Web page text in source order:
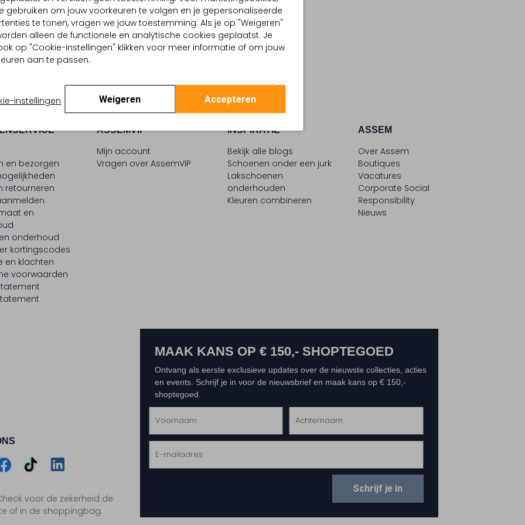
gebruiken om jouw voorkeuren te volgen en je gepersonaliseerde
te tonen, vragen we jouw toestemming. Als je op "Weigeren"
alleen de functionele en analytische cookies geplaatst. Je
op "Cookie-instellingen" klikken voor meer informatie of om jouw
aan te passen.
instellingen Weigeren Accepteren
€ 59,99
en bezorgen
retourneren
en
onderhoud
kortingscodes
en klachten
voorwaarden
ASSEMVIP
Mijn account
Vragen over AssemVIP
INSPIRATIE
Bekijk alle blogs
Schoenen onder een jurk
Lakschoenen
onderhouden
Kleuren combineren
ASSEM
Over Assem
Boutiques
Vacatures
Corporate Social
Responsibility
Nieuws
TikTokLinkedIn
voor de zekerheid de
of in de shoppingbag.
MAAK KANS OP € 150,- SHOPTEGOED
Ontvang als eerste exclusieve updates over de nieuwste collecties, acties
en events. Schrijf je in voor de nieuwsbrief en maak kans op € 150,-
shoptegoed.
Schrijf je in